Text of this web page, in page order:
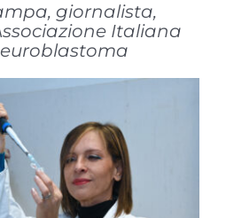
giornalista,
Italiana